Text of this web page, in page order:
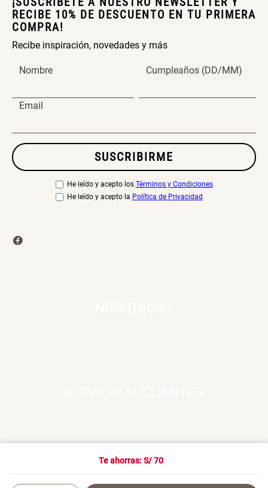
Te ahorras: S/70
RECIBE 10% DE DESCUENTO EN TU PRIMERA
COMPRA!
Recibe inspiración, novedades y más
Nombre Cumpleaños (DD/MM)
Email
SUSCRIBIRME
He leído y acepto los Términos y Condiciones
He leído y acepto la Política de Privacidad